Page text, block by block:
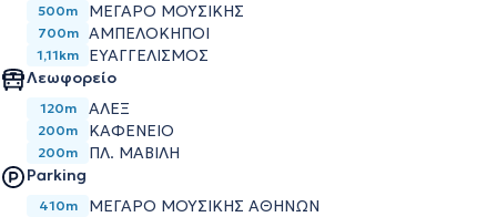
500m ΜΈΓΑΡΟ ΜΟΥΣΙΚΉΣ
700m ΑΜΠΕΛΌΚΗΠΟΙ
1,11km
ΕΥΑΓΓΕΛΙΣΜΌΣ
Λεωφορείο
120m ΑΛΕΞ
200m ΚΑΦΕΝΕΙΟ
200m
ΠΛ. ΜΑΒΙΛΗ
Parking
410m ΜΕΓΆΡΟ ΜΟΥΣΙΚΉΣ ΑΘΗΝΏΝ